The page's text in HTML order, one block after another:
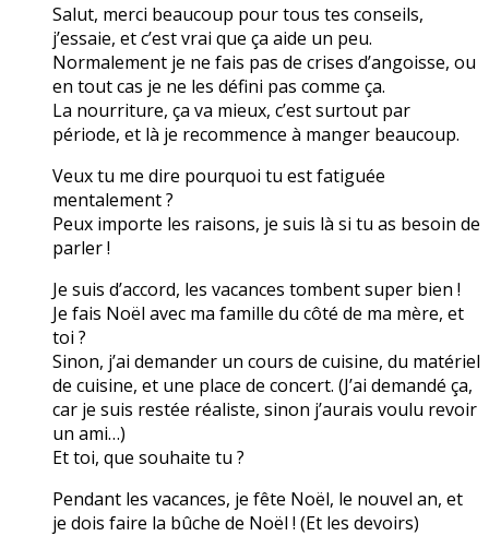
Salut, merci beaucoup pour tous tes conseils,
j’essaie, et c’est vrai que ça aide un peu.
Normalement je ne fais pas de crises d’angoisse, ou
en tout cas je ne les défini pas comme ça.
La nourriture, ça va mieux, c’est surtout par
période, et là je recommence à manger beaucoup.
Veux tu me dire pourquoi tu est fatiguée
mentalement ?
Peux importe les raisons, je suis là si tu as besoin de
parler !
Je suis d’accord, les vacances tombent super bien !
Je fais Noël avec ma famille du côté de ma mère, et
toi ?
Sinon, j’ai demander un cours de cuisine, du matériel
de cuisine, et une place de concert. (J’ai demandé ça,
car je suis restée réaliste, sinon j’aurais voulu revoir
un ami…)
Et toi, que souhaite tu ?
Pendant les vacances, je fête Noël, le nouvel an, et
je dois faire la bûche de Noël ! (Et les devoirs)